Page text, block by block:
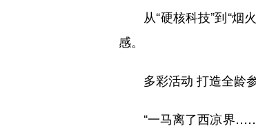
从“硬核科技”到“烟火
感。
多彩活动 打造全龄参
“一马离了西凉界